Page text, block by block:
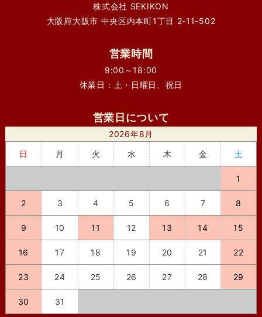
株式会社 SEKIKON
大阪府大阪市 中央区内本町1丁目 2-11-502
営業時間
9:00～18:00
休業日：土・日曜日、祝日
営業日について
2026年8月
日
月 火 水 木 金 土
1
2 3 4 5 6 7 8
9 10 11 12 13 14 15
16 17 18 19 20 21 22
23 24 25 26 27 28 29
30 31